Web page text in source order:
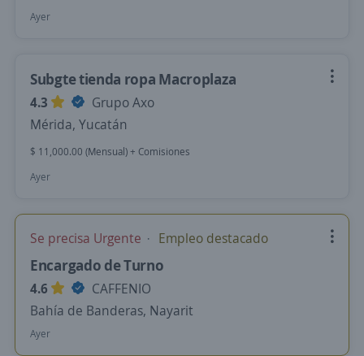
Ayer
Subgte tienda ropa Macroplaza
4.3
Grupo Axo
Mérida, Yucatán
$ 11,000.00 (Mensual) + Comisiones
Ayer
Se precisa Urgente Empleo destacado
Encargado de Turno
4.6
CAFFENIO
Bahía de Banderas, Nayarit
Ayer